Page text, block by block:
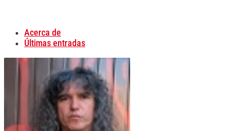
Acerca de
Últimas entradas